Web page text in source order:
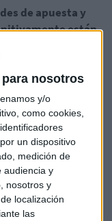
nosotros
y/o
como cookies,
un dispositivo
medición de
audiencia y
nosotros y
localización
las
de apuesta y
están
jefa de la Junta
inexplorados e
el fraude, las
sobre la
así como los